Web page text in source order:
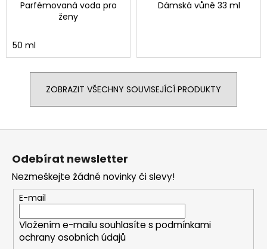
Parfémovaná voda pro
ženy
50 ml
Dámská vůně 33 ml
ZOBRAZIT VŠECHNY SOUVISEJÍCÍ PRODUKTY
Z
Odebírat newsletter
Nezmeškejte žádné novinky či slevy!
E-mail
Vložením e-mailu souhlasíte s podmínkami
ochrany osobních údajů